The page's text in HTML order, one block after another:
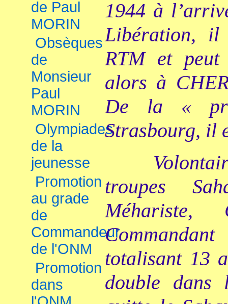
de Paul
MORIN
Obsèques
de
Monsieur
Paul
MORIN
Olympiades
de la
jeunesse
Promotion
au grade
de
Commandeur
de l'ONM
Promotion
dans
1944 à
Libération, il
RTM et peut
alors à
De la «
Strasbourg, il
troupes
totalisant 13
double